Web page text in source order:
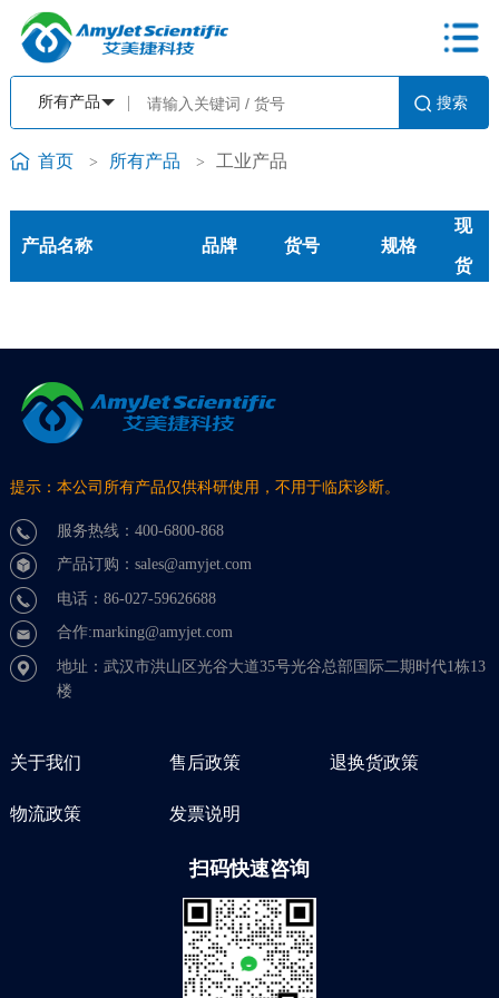
首页 > 所有产品 > 工业产品
产品名称 品牌 货号 规格
现
货
提示：本公司所有产品仅供科研使用，不用于临床诊断。
服务热线：400-6800-868
产品订购：sales@amyjet.com
电话：86-027-59626688
合作:marking@amyjet.com
地址：武汉市洪山区光谷大道35号光谷总部国际二期时代1栋13
楼
关于我们 售后政策 退换货政策
物流政策 发票说明
扫码快速咨询